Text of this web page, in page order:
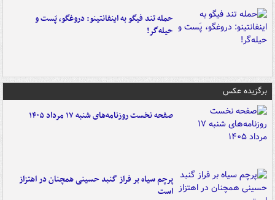
حمله تند فیگو به اینفانتینو: دروغگو، پَست‌ و
حیله‌گر!
برگزیده عکس
صفحه نخست روزنامه‌های شنبه ۱۷ مرداد ۱۴۰۵
پرچم سیاه بر فراز گنبد حسینی همچنان در اهتزاز
است